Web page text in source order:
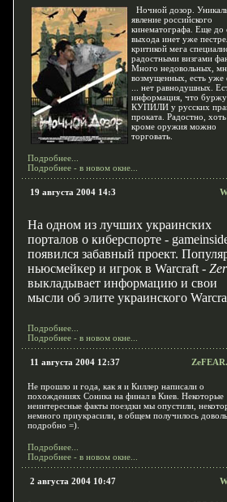
Ночной дозор.
явление российского
кинематографа. Еще до
выхода инет уже
критикой мега
радостными визгами
Много недовольных,
возмущенных, есть уже
... нет равнодушных.
информация, что
КУПИЛИ у русских
проката. Радостно,
кроме оружия можно
торговать.
Подробнее...
Подробнее - в новом окне...
19 августа 2004 14:3
На одном из лучших украинских
порталов о киберспорте -
появился забавный проект.
ньюсмейкер и игрок в Warcraft -
выкладывает информацию и свои
мысли об элите украинского
Подробнее...
Подробнее - в новом окне...
11 августа 2004 12:37
Не прошло и года, как я и Киллер написали о
похождениях Соника на финал в Киев. Некоторые
неинтересные факты поездки мы опустили,
немного приукрасили, в общем получилось
подробно =).
Подробнее...
Подробнее - в новом окне...
2 августа 2004 10:47